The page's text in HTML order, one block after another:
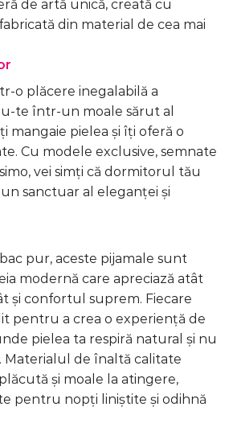
de artă unică, creată cu
din material de cea mai
o plăcere inegalabilă a
te într-un moale sărut al
mangaie pielea și îți oferă o
Cu modele exclusive, semnate
vei simți că dormitorul tău
sanctuar al eleganței și
pur, aceste pijamale sunt
modernă care apreciază atât
și confortul suprem. Fiecare
pentru a crea o experiență de
pielea ta respiră natural și nu
Materialul de înaltă calitate
și moale la atingere,
pentru nopți liniștite și odihnă